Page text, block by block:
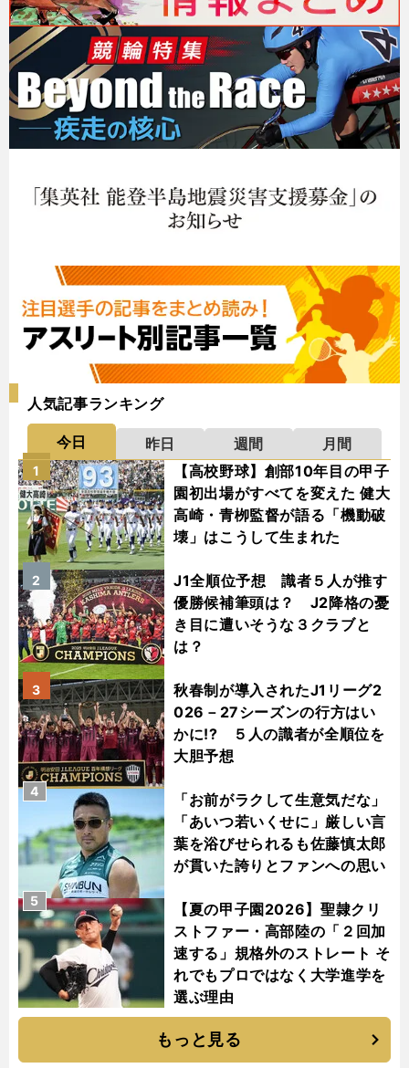
人気記事ランキング
今日 昨日 週間
月間
【高校野球】創部10年目の甲子
園初出場がすべてを変えた 健大
高崎・青栁監督が語る「機動破
壊」はこうして生まれた
1
J1全順位予想 識者５人が推す
優勝候補筆頭は？ J2降格の憂
き目に遭いそうな３クラブと
は？
2
秋春制が導入されたJ1リーグ2
026－27シーズンの行方はい
かに!? ５人の識者が全順位を
大胆予想
3
「お前がラクして生意気だな」
「あいつ若いくせに」厳しい言
葉を浴びせられるも佐藤慎太郎
が貫いた誇りとファンへの思い
4
【夏の甲子園2026】聖隷クリ
ストファー・高部陸の「２回加
速する」規格外のストレート そ
れでもプロではなく大学進学を
選ぶ理由
5
もっと見る